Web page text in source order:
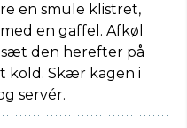
en smule klistret,
en gaffel. Afkøl
sæt den herefter på
kold. Skær kagen i
servér.